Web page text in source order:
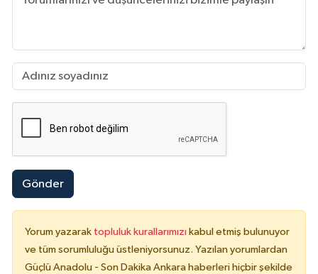
Gönder
Yorum yazarak topluluk kurallarımızı kabul etmiş bulunuyor
ve tüm sorumluluğu üstleniyorsunuz. Yazılan yorumlardan
Güçlü Anadolu - Son Dakika Ankara haberleri hiçbir şekilde